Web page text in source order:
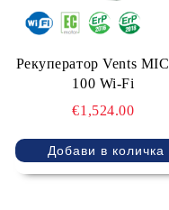
Рекуператор Vents MICRA
100 Wi-Fi
€1,524.00